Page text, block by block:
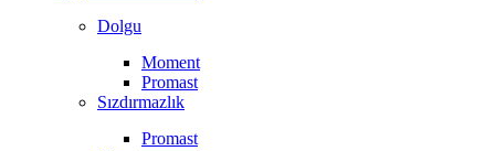
Dolgu
Moment
Promast
Sızdırmazlık
Promast